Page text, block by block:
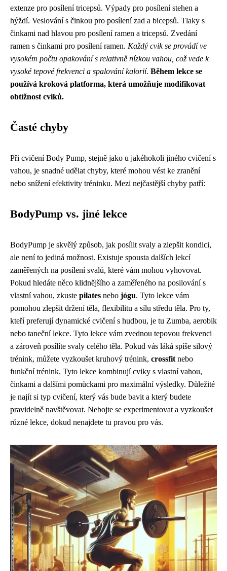
extenze pro posílení tricepsů. Výpady pro posílení stehen a
hýždí. Veslování s činkou pro posílení zad a bicepsů. Tlaky s
činkami nad hlavou pro posílení ramen a tricepsů. Zvedání
ramen s činkami pro posílení ramen. Každý cvik se provádí ve
vysokém počtu opakování s relativně nízkou vahou, což vede k
vysoké tepové frekvenci a spalování kalorií. Během lekce se
používá kroková platforma, která umožňuje modifikovat
obtížnost cviků.
Časté chyby
Při cvičení Body Pump, stejně jako u jakéhokoli jiného cvičení s
vahou, je snadné udělat chyby, které mohou vést ke zranění
nebo snížení efektivity tréninku. Mezi nejčastější chyby patří:
BodyPump vs. jiné lekce
BodyPump je skvělý způsob, jak posílit svaly a zlepšit kondici,
ale není to jediná možnost. Existuje spousta dalších lekcí
zaměřených na posílení svalů, které vám mohou vyhovovat.
Pokud hledáte něco klidnějšího a zaměřeného na posilování s
vlastní vahou, zkuste pilates nebo jógu. Tyto lekce vám
pomohou zlepšit držení těla, flexibilitu a sílu středu těla. Pro ty,
kteří preferují dynamické cvičení s hudbou, je tu Zumba, aerobik
nebo taneční lekce. Tyto lekce vám zvednou tepovou frekvenci
a zároveň posílíte svaly celého těla. Pokud vás láká spíše silový
trénink, můžete vyzkoušet kruhový trénink, crossfit nebo
funkční trénink. Tyto lekce kombinují cviky s vlastní vahou,
činkami a dalšími pomůckami pro maximální výsledky. Důležité
je najít si typ cvičení, který vás bude bavit a který budete
pravidelně navštěvovat. Nebojte se experimentovat a vyzkoušet
různé lekce, dokud nenajdete tu pravou pro vás.